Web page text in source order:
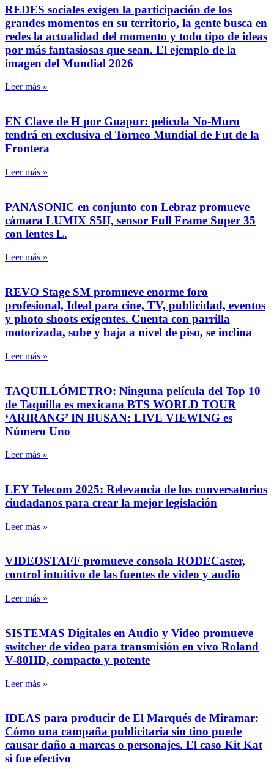
REDES sociales exigen la participación de los
grandes momentos en su territorio, la gente busca en
redes la actualidad del momento y todo tipo de ideas
por más fantasiosas que sean. El ejemplo de la
imagen del Mundial 2026
Leer más »
EN Clave de H por Guapur: película No-Muro
tendrá en exclusiva el Torneo Mundial de Fut de la
Frontera
Leer más »
PANASONIC en conjunto con Lebraz promueve
cámara LUMIX S5II, sensor Full Frame Super 35
con lentes L.
Leer más »
REVO Stage SM promueve enorme foro
profesional, Ideal para cine, TV, publicidad, eventos
y photo shoots exigentes. Cuenta con parrilla
motorizada, sube y baja a nivel de piso, se inclina
Leer más »
TAQUILLÓMETRO: Ninguna película del Top 10
de Taquilla es mexicana BTS WORLD TOUR
‘ARIRANG’ IN BUSAN: LIVE VIEWING es
Número Uno
Leer más »
LEY Telecom 2025: Relevancia de los conversatorios
ciudadanos para crear la mejor legislación
Leer más »
VIDEOSTAFF promueve consola RODECaster,
control intuitivo de las fuentes de video y audio
Leer más »
SISTEMAS Digitales en Audio y Video promueve
switcher de video para transmisión en vivo Roland
V-80HD, compacto y potente
Leer más »
IDEAS para producir de El Marqués de Miramar:
Cómo una campaña publicitaria sin tino puede
causar daño a marcas o personajes. El caso Kit Kat
sí fue efectivo